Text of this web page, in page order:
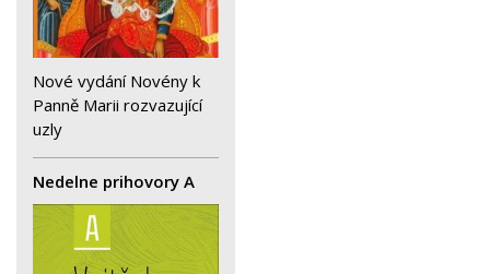
Nové vydání Novény k
Panně Marii rozvazující
uzly
Nedelne prihovory A